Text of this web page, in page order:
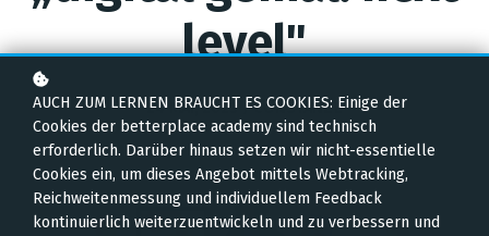
level"
24 MAI, 2023 / CONSTANZE
AUCH ZUM LERNEN BRAUCHT ES COOKIES: Einige der
Cookies der betterplace academy sind technisch
erforderlich. Darüber hinaus setzen wir nicht-essentielle
Cookies ein, um dieses Angebot mittels Webtracking,
Reichweitenmessung und individuellem Feedback
kontinuierlich weiterzuentwickeln und zu verbessern und